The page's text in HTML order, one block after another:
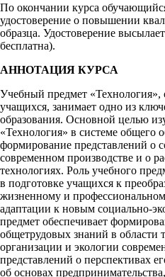
По окончании курса
удостоверение о повышении
образца. Удостоверение
бесплатна).
АННОТАЦИЯ КУРСА
Учебный предмет «Технология»,
учащихся, занимает одно из
образования. Основной целью
«Технология» в системе общего
формирование представлений о
современном производстве и о
технологиях. Роль учебного
в подготовке учащихся к
жизненному и
адаптации к новым социально-
предмет обеспечивает
общетрудовых знаний в области
организации и экологии
представлений о перспективах
об основах